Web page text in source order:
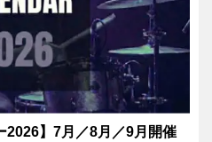
2026】7月／8月／9月開催